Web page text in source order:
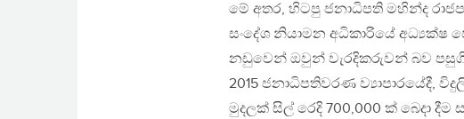
මේ අතර, හිටපු ජනාධිපති මහින්ද
සංදේශ නියාමන අධිකාරියේ අධ්‍යක්ෂ
නඩුවෙන් ඔවුන් වැරදිකරුවන් බව
2015 ජනාධිපතිවරණ ව්‍යාපාරයේදී,
මුදලක් සිල් රෙදි 700,000 ක් බෙදා